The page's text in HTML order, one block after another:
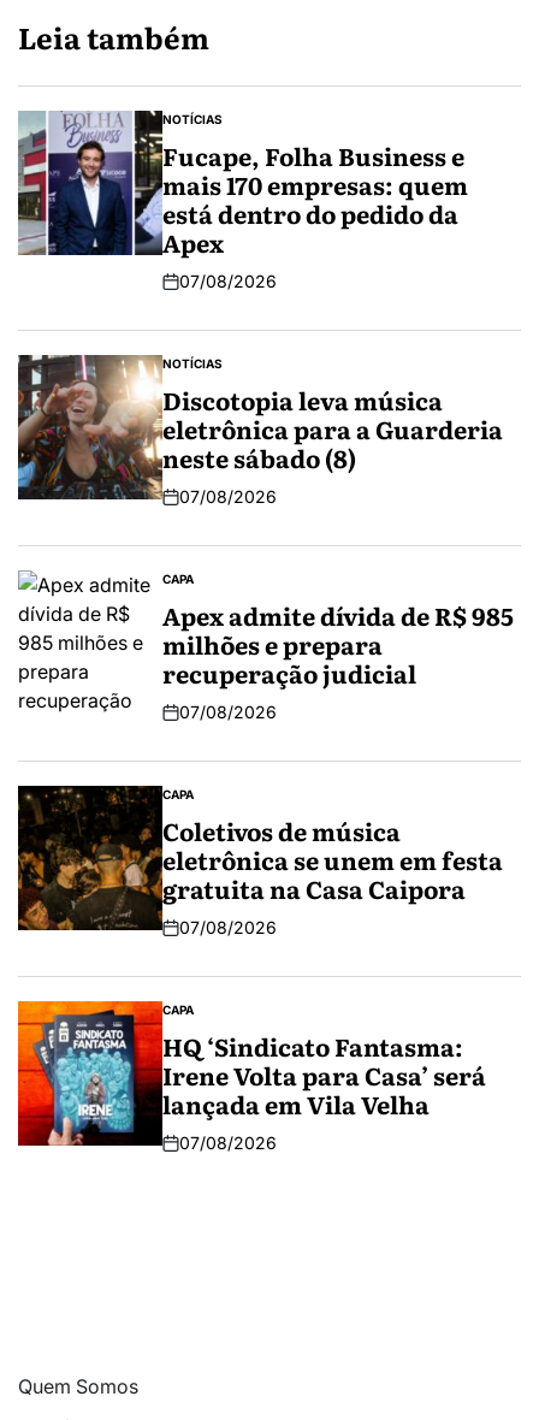
Leia também
NOTÍCIAS
Fucape, Folha Business e
mais 170 empresas: quem
está dentro do pedido da
Apex
07/08/2026
NOTÍCIAS
Discotopia leva música
eletrônica para a Guarderia
neste sábado (8)
07/08/2026
CAPA
Apex admite dívida de R$ 985
milhões e prepara
recuperação judicial
07/08/2026
CAPA
Coletivos de música
eletrônica se unem em festa
gratuita na Casa Caipora
07/08/2026
CAPA
HQ ‘Sindicato Fantasma:
Irene Volta para Casa’ será
lançada em Vila Velha
07/08/2026
Quem Somos